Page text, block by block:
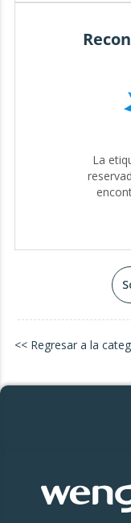
significado, estoy
de tu sendero.
sino que también
explorar tu verdad
Mi propia
con la sabiduría
con lo sagrado.
A través de mis
de vida, tus
futuro lleno de luz
tiene por qué ser
en esta sagrada
La
<< Regresar a la